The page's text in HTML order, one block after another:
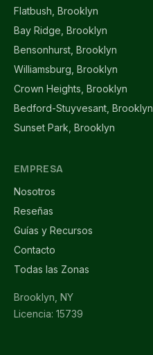
Flatbush, Brooklyn
Bay Ridge, Brooklyn
Bensonhurst, Brooklyn
Williamsburg, Brooklyn
Crown Heights, Brooklyn
Bedford-Stuyvesant, Brooklyn
Sunset Park, Brooklyn
EMPRESA
Nosotros
Reseñas
Guías y Recursos
Contacto
Todas las Zonas
Brooklyn, NY
Licencia: 15739